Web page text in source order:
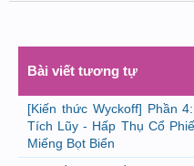
Bài viết tương tự
[Kiến thức Wyckoff] Phần
Tích Lũy - Hấp Thụ Cổ
Miếng Bọt Biển